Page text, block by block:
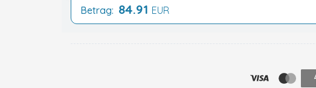
Betrag: 84.91 EUR